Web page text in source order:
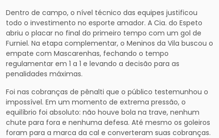
Dentro de campo, o nível técnico das equipes justificou
todo o investimento no esporte amador. A Cia. do Espeto
abriu o placar no final do primeiro tempo com um gol de
Furniel. Na etapa complementar, o Meninos da Vila buscou o
empate com Mascarenhas, fechando o tempo
regulamentar em 1 a 1 e levando a decisão para as
penalidades máximas.
Foi nas cobranças de pênalti que o público testemunhou o
impossível. Em um momento de extrema pressão, o
equilíbrio foi absoluto: não houve bola na trave, nenhum
chute para fora e nenhuma defesa. Até mesmo os goleiros
foram para a marca da cal e converteram suas cobranças.